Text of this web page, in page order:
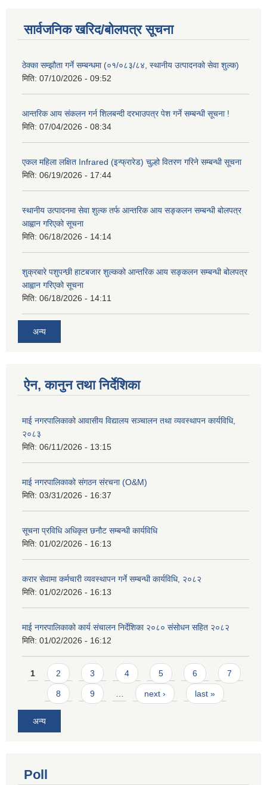
सार्वजनिक खरिद/बोलपत्र सूचना
ठेक्का सम्झौता गर्ने सम्बन्धमा (०१/०८३/८४, स्थानीय उत्पादनको सेवा शुल्क)
मिति: 07/10/2026 - 09:52
आन्तरिक आय संकलन गर्न शिलबन्दी दरभाउपत्र पेश गर्ने सम्बन्धी सूचना !
मिति: 07/04/2026 - 08:34
एकल महिला लक्षित Infrared (इन्फ्रारेड) चुल्हो वितरण गरिने सम्बन्धी सूचना
मिति: 06/19/2026 - 17:44
स्थानीय उत्पादनमा सेवा शुल्क तर्फ आन्तरिक आय सङ्कलन सम्बन्धी बोलपत्र
आह्वान गरिएको सूचना
मिति: 06/18/2026 - 14:14
शुक्रबारे पशुपन्छी हाटबजार शुल्कको आन्तरिक आय सङ्कलन सम्बन्धी बोलपत्र
आह्वान गरिएको सूचना
मिति: 06/18/2026 - 14:11
अन्य
ऐन, कानुन तथा निर्देशिका
माई नगरपालिकाको आवासीय विद्यालय सञ्चालन तथा व्यवस्थापन कार्यविधि,
२०८३
मिति: 06/11/2026 - 13:15
माई नगरपालिकाको संगठन संरचना (O&M)
मिति: 03/31/2026 - 16:37
सूचना प्रविधि अधिकृत छनौट सम्बन्धी कार्यविधि
मिति: 01/02/2026 - 16:13
करार सेवामा कर्मचारी व्यवस्थापन गर्ने सम्बन्धी कार्यविधि, २०८२
मिति: 01/02/2026 - 16:13
माई नगरपालिकाको कार्य संचालन निर्देशिका २०८० संसोधन सहित २०८२
मिति: 01/02/2026 - 16:12
Pages
1 2 3 4 5 6 7
8 9 next › last »
अन्य
Poll